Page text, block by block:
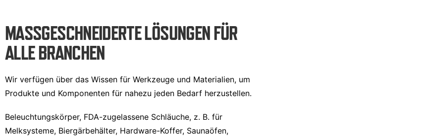
MASSGESCHNEIDERTE LÖSUNGEN FÜR
ALLE BRANCHEN
Wir verfügen über das Wissen für Werkzeuge und Materialien, um
Produkte und Komponenten für nahezu jeden Bedarf herzustellen.
Beleuchtungskörper, FDA-zugelassene Schläuche, z. B. für
Melksysteme, Biergärbehälter, Hardware-Koffer, Saunaöfen,